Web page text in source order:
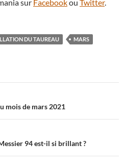
sur Facebookou Twitter.
DU TAUREAU
MARS
mois de mars 2021
94 est-il si brillant ?